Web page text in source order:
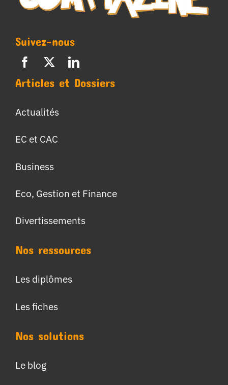
Suivez-nous
Articles et Dossiers
Actualités
EC et CAC
Business
Eco, Gestion et Finance
Divertissements
Nos ressources
Les diplômes
Les fiches
Nos solutions
Le blog